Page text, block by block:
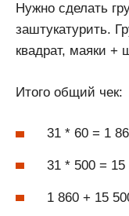
Нужно сделать
заштукатурить.
квадрат, маяки +
Итого общий чек:
31 * 60 = 1
31 * 500 = 15
1 860 + 15